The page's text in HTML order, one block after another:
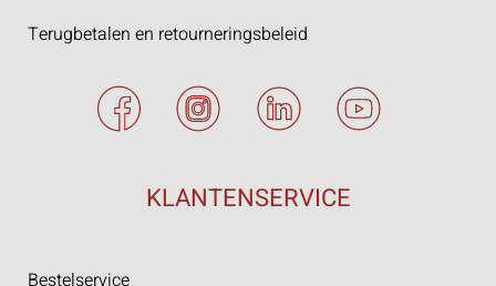
Terugbetalen en retourneringsbeleid
KLANTENSERVICE
Bestelservice